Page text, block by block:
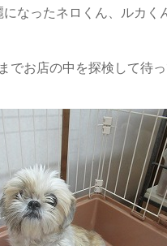
になったネロくん、ルカく
でお店の中を探検して待